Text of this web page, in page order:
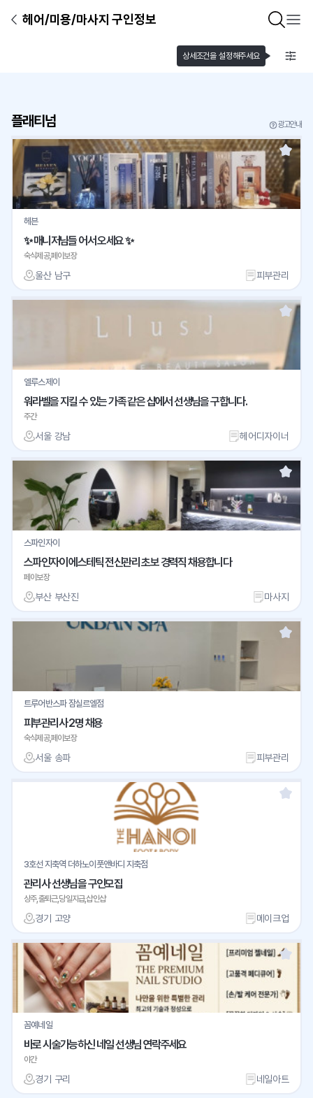
헤어/미용/마사지 구인정보
상세조건을 설정해주세요
플래티넘 광고안내
헤븐
✨ 매니저님들 어서 오세요 ✨
숙식제공,페이보장
울산 남구 피부관리
엘루스제이
워라벨을 지킬 수 있는 가족 같은 샵에서 선생님을 구합니다.
주간
서울 강남 헤어디자이너
스파인자이
스파인자이 에스테틱 전신관리 초보 경력직 채용합니다
페이보장
부산 부산진 마사지
트루어반스파 잠실르엘점
피부관리사 2명 채용
숙식제공,페이보장
서울 송파 피부관리
3호선 지축역 더하노이풋앤바디 지축점
관리사 선생님을 구인모집
상주,출퇴근,당일지급,샵인샵
경기 고양 메이크업
꼼예네일
바로 시술가능하신 네일 선생님 연락주세요
야간
경기 구리 네일아트